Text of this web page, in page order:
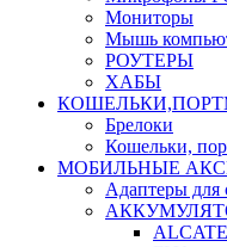
Мониторы
Мышь
РОУТЕРЫ
ХАБЫ
Брелоки
Кошельки,
МОБИЛЬНЫЕ
Адаптеры для